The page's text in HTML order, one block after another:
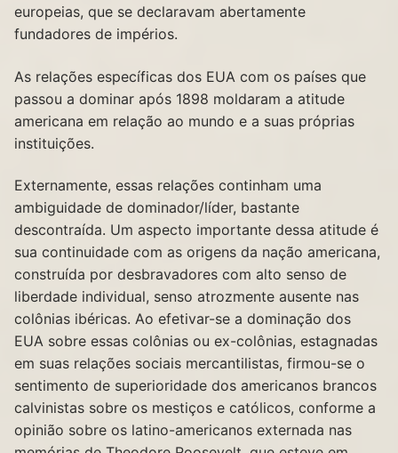
europeias, que se declaravam abertamente
fundadores de impérios.
As relações específicas dos EUA com os países que
passou a dominar após 1898 moldaram a atitude
americana em relação ao mundo e a suas próprias
instituições.
Externamente, essas relações continham uma
ambiguidade de dominador/líder, bastante
descontraída. Um aspecto importante dessa atitude é
sua continuidade com as origens da nação americana,
construída por desbravadores com alto senso de
liberdade individual, senso atrozmente ausente nas
colônias ibéricas. Ao efetivar-se a dominação dos
EUA sobre essas colônias ou ex-colônias, estagnadas
em suas relações sociais mercantilistas, firmou-se o
sentimento de superioridade dos americanos brancos
calvinistas sobre os mestiços e católicos, conforme a
opinião sobre os latino-americanos externada nas